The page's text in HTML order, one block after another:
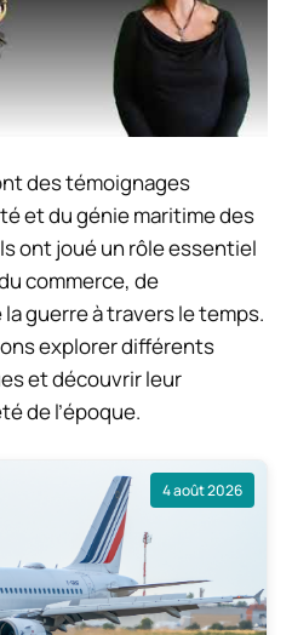
des témoignages
et du génie maritime des
ont joué un rôle essentiel
commerce, de
guerre à travers le temps.
explorer différents
et découvrir leur
de l’époque.
4 août 2026